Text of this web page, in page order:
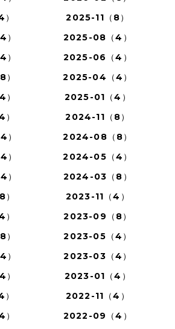
2025-11（8）
2025-08（4）
2025-06（4）
2025-04（4）
2025-01（4）
2024-11（8）
2024-08（8）
2024-05（4）
2024-03（8）
2023-11（4）
2023-09（8）
2023-05（4）
2023-03（4）
2023-01（4）
2022-11（4）
2022-09（4）